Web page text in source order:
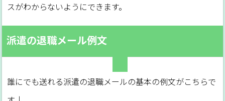
スがわからないようにできます。
派遣の退職メール例文
誰にでも送れる派遣の退職メールの基本の例文がこちらで